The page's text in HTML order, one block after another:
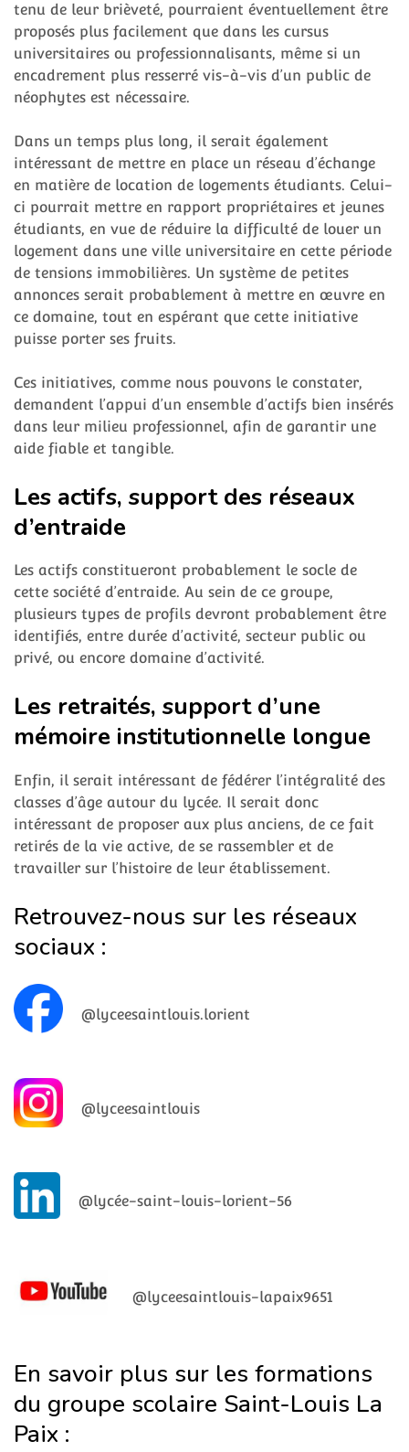
tenu de leur brièveté, pourraient éventuellement être
proposés plus facilement que dans les cursus
universitaires ou professionnalisants, même si un
encadrement plus resserré vis-à-vis d’un public de
néophytes est nécessaire.
Dans un temps plus long, il serait également
intéressant de mettre en place un réseau d’échange
en matière de location de logements étudiants. Celui-
ci pourrait mettre en rapport propriétaires et jeunes
étudiants, en vue de réduire la difficulté de louer un
logement dans une ville universitaire en cette période
de tensions immobilières. Un système de petites
annonces serait probablement à mettre en œuvre en
ce domaine, tout en espérant que cette initiative
puisse porter ses fruits.
Ces initiatives, comme nous pouvons le constater,
demandent l’appui d’un ensemble d’actifs bien insérés
dans leur milieu professionnel, afin de garantir une
aide fiable et tangible.
Les actifs, support des réseaux
d’entraide
Les actifs constitueront probablement le socle de
cette société d’entraide. Au sein de ce groupe,
plusieurs types de profils devront probablement être
identifiés, entre durée d’activité, secteur public ou
privé, ou encore domaine d’activité.
Les retraités, support d’une
mémoire institutionnelle longue
Enfin, il serait intéressant de fédérer l’intégralité des
classes d’âge autour du lycée. Il serait donc
intéressant de proposer aux plus anciens, de ce fait
retirés de la vie active, de se rassembler et de
travailler sur l’histoire de leur établissement.
Retrouvez-nous sur les réseaux
sociaux :
@lyceesaintlouis.lorient
@lyceesaintlouis
@lycée-saint-louis-lorient-56
@lyceesaintlouis-lapaix9651
En savoir plus sur les formations
du groupe scolaire Saint-Louis La
Paix :